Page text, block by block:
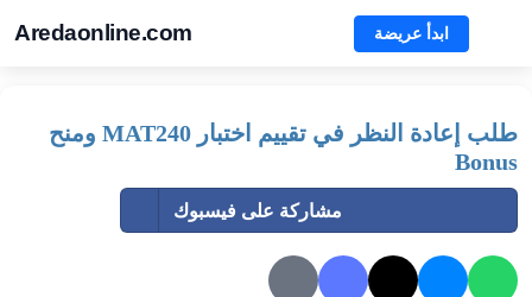
Aredaonline.com ابدأ عريضة
طلب إعادة النظر في تقييم اختبار MAT240 ومنح
Bonus
مشاركة على فيسبوك